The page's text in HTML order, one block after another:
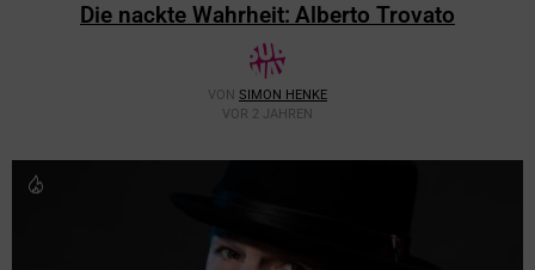
Die nackte Wahrheit: Alberto Trovato
VON SIMON HENKE
VOR 2 JAHREN